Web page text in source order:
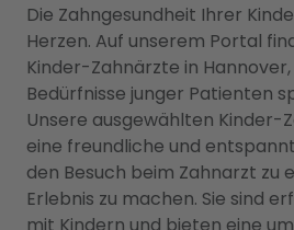
Die Zahngesundheit Ihrer
Herzen. Auf unserem Portal
Kinder-Zahnärzte in
Bedürfnisse junger Patienten
Unsere ausgewählten Kinder-
eine freundliche und
den Besuch beim Zahnarzt zu
Erlebnis zu machen. Sie sind
mit Kindern und bieten eine